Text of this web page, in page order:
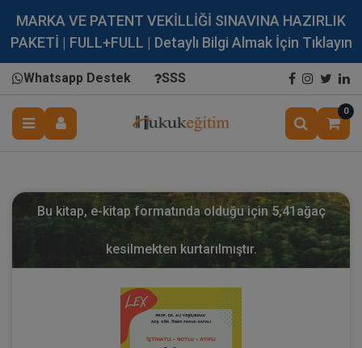
MARKA VE PATENT VEKİLLİĞİ SINAVINA HAZIRLIK
PAKETİ | FULL+FULL | Detaylı Bilgi Almak İçin Tıklayın
Whatsapp Destek SSS
0
Bu kitap, e-kitap formatında olduğu için 5,41 ağaç
kesilmekten kurtarılmıştır.